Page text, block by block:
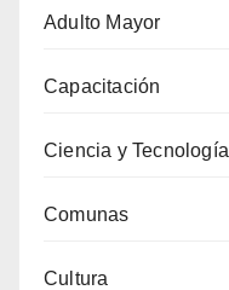
Adulto Mayor
Capacitación
Ciencia y Tecnología
Comunas
Cultura